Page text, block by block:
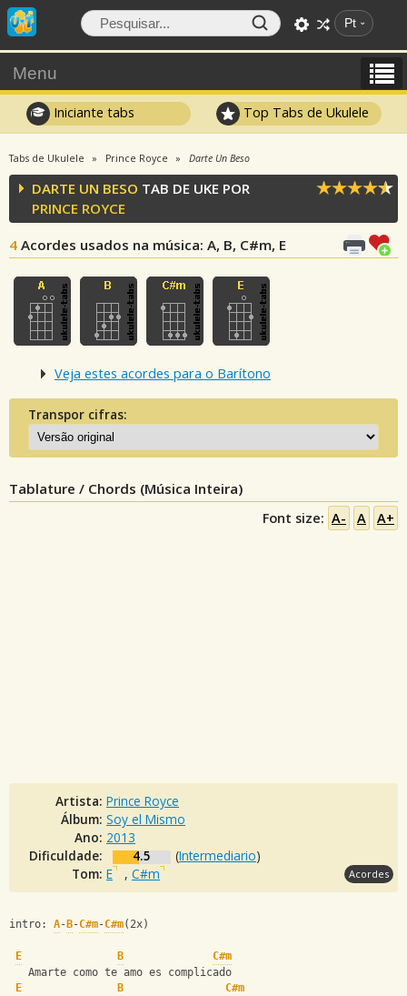
Pt
Menu
Iniciante tabs Top Tabs de Ukulele
Tabs de Ukulele Prince Royce Darte Un Beso
DARTE UN BESO TAB DE UKE POR
PRINCE ROYCE
4 Acordes usados na música: A, B, C#m, E
Veja estes acordes para o Barítono
Transpor cifras:
Tablature / Chords (Música Inteira)
Font size: A- A A+
Artista: Prince Royce
Álbum: Soy el Mismo
Ano: 2013
Dificuldade:
4.5 (Intermediario)
Tom: E , C#m Acordes
intro: A- B-C#m-C#m(2x)
E B
C#m
   Amarte como te amo es complicado
E
B
C#m